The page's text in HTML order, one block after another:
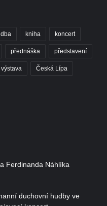
kniha koncert
přednáška představení
výstava Česká Lípa
Ferdinanda Náhlíka
duchovní hudby ve